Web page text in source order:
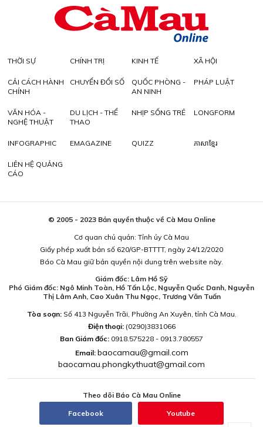
THỜI SỰ CHÍNH TRỊ KINH TẾ XÃ HỘI
CẢI CÁCH HÀNH
CHÍNH
CHUYỂN ĐỔI SỐ
QUỐC PHÒNG -
AN NINH
PHÁP LUẬT
VĂN HÓA -
NGHỆ THUẬT
DU LỊCH - THỂ
THAO
NHỊP SỐNG TRẺ LONGFORM
INFOGRAPHIC EMAGAZINE QUIZZ ភាសាខ្មែរ
LIÊN HỆ QUẢNG
CÁO
© 2005 - 2023 Bản quyền thuộc về Cà Mau Online
Cơ quan chủ quản: Tỉnh ủy Cà Mau
Giấy phép xuất bản số 620/GP-BTTTT, ngày 24/12/2020
Báo Cà Mau giữ bản quyền nội dung trên website này.
Giám đốc: Lâm Hồ Sỹ
Phó Giám đốc: Ngô Minh Toàn, Hồ Tấn Lộc, Nguyễn Quốc Danh, Nguyễn
Thị Lâm Anh, Cao Xuân Thu Ngọc, Trương Văn Tuấn
Tòa soạn:Số 413 Nguyễn Trãi, Phường An Xuyên, tỉnh Cà Mau.
Điện thoại: (0290)3831066
Ban Giám đốc: 0918.575228 - 0913.780557
Email: baocamau@gmail.com
baocamau.phongkythuat@gmail.com
Theo dõi Báo Cà Mau Online
Facebook Youtube